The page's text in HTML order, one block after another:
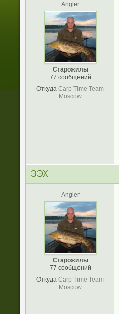
Angler
Старожилы
77 сообщений
Откуда Carp Time Team
Moscow
ЭЭХ
Angler
Старожилы
77 сообщений
Откуда Carp Time Team
Moscow